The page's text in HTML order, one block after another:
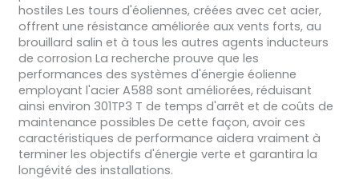
hostiles Les tours d'éoliennes, créées avec cet acier,
offrent une résistance améliorée aux vents forts, au
brouillard salin et à tous les autres agents inducteurs
de corrosion La recherche prouve que les
performances des systèmes d'énergie éolienne
employant l'acier A588 sont améliorées, réduisant
ainsi environ 301TP3 T de temps d'arrêt et de coûts de
maintenance possibles De cette façon, avoir ces
caractéristiques de performance aidera vraiment à
terminer les objectifs d'énergie verte et garantira la
longévité des installations.